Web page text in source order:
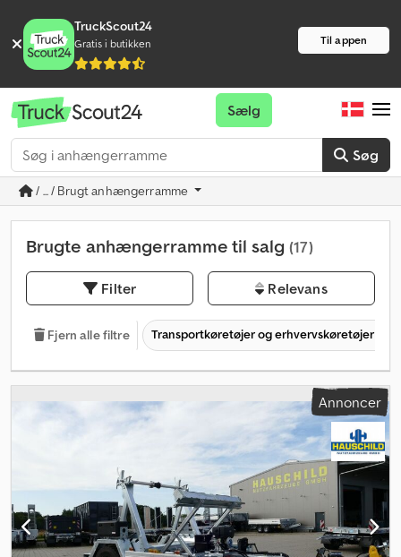
TruckScout24
Gratis i butikken Til appen
Søg
Sælg
/ ... / Brugt anhængerramme
Brugte anhængerramme til salg (17)
Filter Relevans
Fjern alle filtre Transportkøretøjer og erhvervskøretøjer
Annoncer